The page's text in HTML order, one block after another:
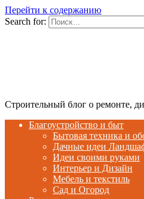
Перейти к содержанию
Search for:
Строительный блог о ремонте,
Благоустройство и быт
Бытовая техника и
Дачные идеи
Идеи своими руками
Интерьер и Дизайн
Мебель и текстиль
Сад и Огород